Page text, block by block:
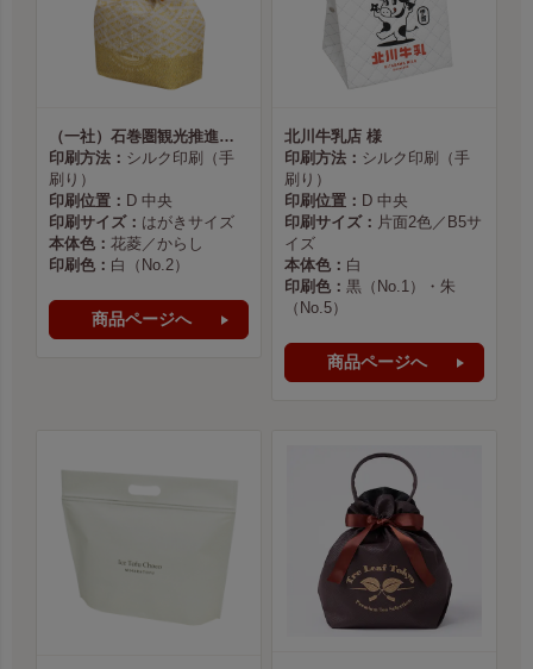
（一社）石巻圏観光推進機構様
印刷方法： シルク印刷（手
刷り）
印刷位置： D 中央
印刷サイズ： はがきサイズ
本体色： 花菱／からし
印刷色： 白（No.2）
商品ページへ
北川牛乳店 様
印刷方法： シルク印刷（手
刷り）
印刷位置： D 中央
印刷サイズ： 片面2色／B5サ
イズ
本体色： 白
印刷色： 黒（No.1）・朱
（No.5）
商品ページへ